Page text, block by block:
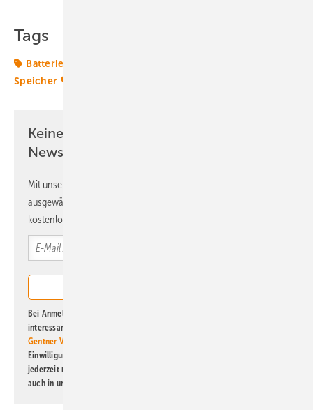
Tags
Batterie
Speicher
Keine Zeit? Kein Problem mit dem ERE
Newsletter!
Mit unserem Newsletter erhalten Sie regelmäßig von uns
ausgewählte Informationen und Neuigkeiten, gebündelt und
kostenlos direkt ins Postfach.
Bei Anmeldung zu diesem Newsletter bin ich damit einverstanden, über
interessante Verlags- und Online-Angebote
Gentner Verlag GmbH & Co. KG
Einwilligung kann ich jederzeit widerrufen und eine Abmeldung ist
jederzeit möglich. Informationen zum Umgang mit Daten finden Sie
auch in unserer